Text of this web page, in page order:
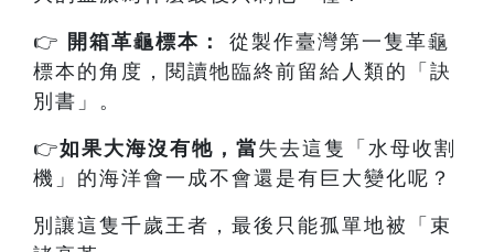
👉 開箱革龜標本：
從製作臺灣第一隻革龜
標本的角度，閱讀牠臨終前留給人類的「訣
別書」。
👉如果大海沒有牠 ，當失去這隻「水母收割
機」的海洋會一成不會還是有巨大變化呢？
別讓這隻千歲王者，最後只能孤單地被「束